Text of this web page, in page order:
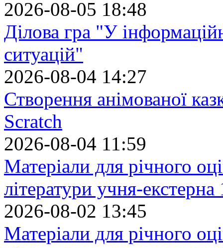
2026-08-05 18:48
Ділова гра "У
ситуацій"
2026-08-04 14:27
Створення анімованої
Scratch
2026-08-04 11:59
Матеріали для річного
літератури учня-екстерна
2026-08-02 13:45
Матеріали для річного